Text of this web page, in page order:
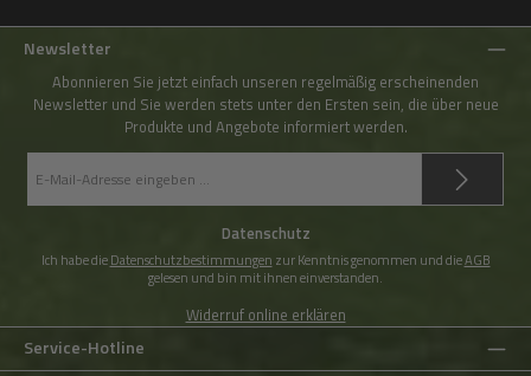
Newsletter
Abonnieren Sie jetzt einfach unseren regelmäßig erscheinenden
Newsletter und Sie werden stets unter den Ersten sein, die über neue
Produkte und Angebote informiert werden.
Mail-
Datenschutz
Ich habe dieDatenschutzbestimmungen zur Kenntnis genommen und dieAGB
gelesen und bin mit ihnen einverstanden.
Widerruf online erklären
Service-Hotline